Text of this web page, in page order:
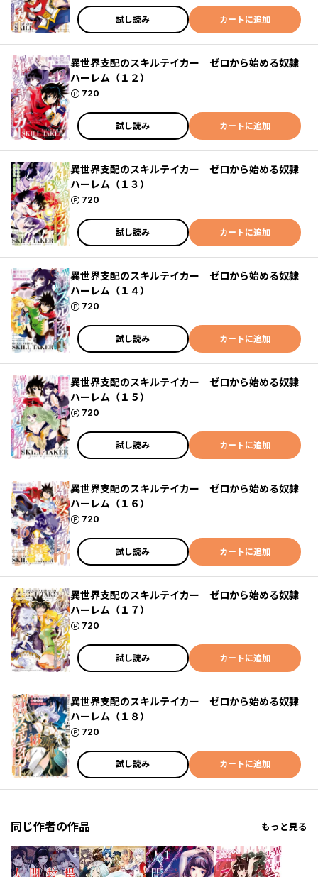
試し読み カートに追加
異世界支配のスキルテイカー ゼロから始める奴隷
ハーレム（１２）
720
ポイント
試し読み カートに追加
異世界支配のスキルテイカー ゼロから始める奴隷
ハーレム（１３）
720
ポイント
試し読み カートに追加
異世界支配のスキルテイカー ゼロから始める奴隷
ハーレム（１４）
720
ポイント
試し読み カートに追加
異世界支配のスキルテイカー ゼロから始める奴隷
ハーレム（１５）
720
ポイント
試し読み カートに追加
異世界支配のスキルテイカー ゼロから始める奴隷
ハーレム（１６）
720
ポイント
試し読み カートに追加
異世界支配のスキルテイカー ゼロから始める奴隷
ハーレム（１７）
720
ポイント
試し読み カートに追加
異世界支配のスキルテイカー ゼロから始める奴隷
ハーレム（１８）
720
ポイント
試し読み カートに追加
同じ作者の作品 もっと見る